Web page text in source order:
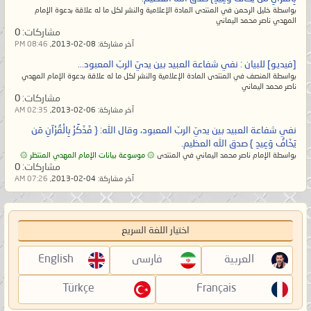
_____________
[ لقراءة البيان من الموسوعة ]
https://nasser-alyamani.org/showthread.php?t=35775
ماتولو لم يزل موجودًا لنهاهم عن ذلك
ولكن الشرك يحدث من بعد موته، فهلمّوا
لننظر إلى حوار المشركين المؤمنين بالله
ويشركون به عباده المُكرمين، وكذلك
حوار الكفار الذين عبدوا الأصنام دون أن
يعلموا سرّ عبادتها إلّا أنّهم وجدوا آباءهم
كابِرًا عن كابرٍ كذلك يفعلون فهم على
آثارهم يهرعون. وقال الله تعالى:{وَيَوْمَ
يُنَادِيهِمْ فَيَقُولُ أَيْنَ شُرَكَائِيَ الَّذِينَ كُنتُمْ
تَزْعُمُونَ ﴿٦٢﴾ قَالَ الَّذِينَ حَقَّ عَلَيْهِمُ
الْقَوْلُ رَبَّنَا هَـٰؤُلَاءِ الَّذِينَ أَغْوَيْنَا أَغْوَيْنَاهُمْ
كَمَا غَوَيْنَا ۖ تَبَرَّأْنَا إِلَيْكَ ۖ مَا كَانُوا إِيَّانَا يَعْبُدُونَ
﴿٦٣﴾}
صدق الله العظيم [القصص].
وإليكم التأويل بالحقّ؛ حقيقٌ لا أقول على
بواسطة خليل الرحمن في المنتدى المادة الإعلامية والنشر لكل ما له علاقة بدعوة الإمام
المهدي ناصر محمد اليماني
مشاركات:
آخر مشاركة: 08:46 PM
[فيديو] للبيان : نفي شفاعة العبيد بين يديّ الربّ المعبود...
بواسطة المنصف في المنتدى المادة الإعلامية والنشر لكل ما له علاقة بدعوة الإمام المهدي
ناصر محمد اليماني
مشاركات:
آخر مشاركة: 02:35 AM
نفي شفاعة العبيد بين يديّ الربّ المعبود، وقال الله: { فَذَكِّرْ‌ بِالْقُرْ‌آنِ مَن
يَخَافُ وَعِيدِ } صدق الله العظيم.
بواسطة الإمام ناصر محمد اليماني في المنتدى ۞ موسوعة بيانات الإمام المهدي المنتظر ۞
مشاركات:
آخر مشاركة: 07:26 AM
اختيار اللغة السريع
العربية فارسی English
Français
Türkçe